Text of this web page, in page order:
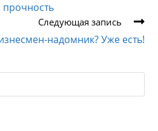
прочность
Следующая запись
надомник? Уже есть!